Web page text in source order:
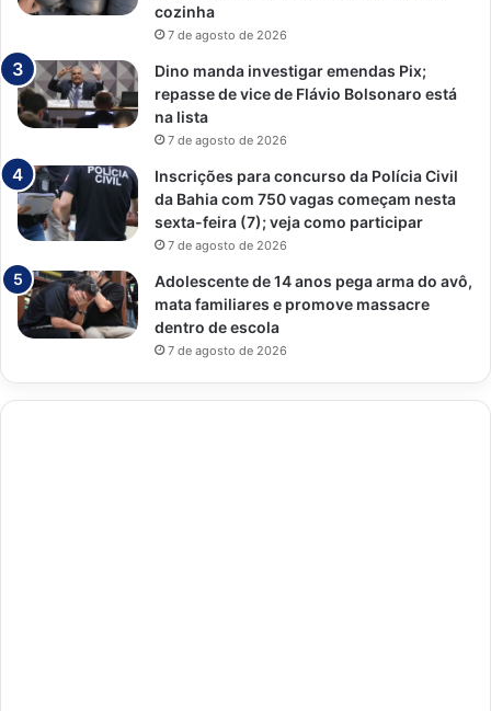
cozinha
7 de agosto de 2026
Dino manda investigar emendas Pix;
repasse de vice de Flávio Bolsonaro está
na lista
7 de agosto de 2026
Inscrições para concurso da Polícia Civil
da Bahia com 750 vagas começam nesta
sexta-feira (7); veja como participar
7 de agosto de 2026
Adolescente de 14 anos pega arma do avô,
mata familiares e promove massacre
dentro de escola
7 de agosto de 2026